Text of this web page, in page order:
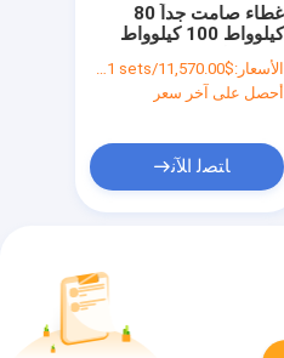
غطاء صامت جداً 80
كيلوواط 100 كيلوواط
مرحلة 4 سلك مولد
مجموعة الديزل
الأسعار:$11,570.00/sets >=1 sets
أحصل على آخر سعر
ﺎﺘﺼﻟ ﺍﻶﻧ